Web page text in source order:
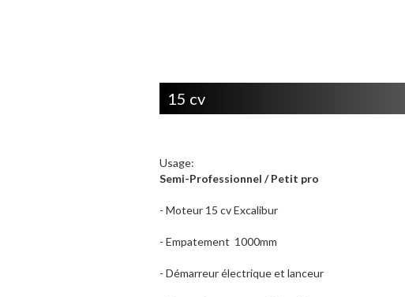
15 cv
Usage:
Semi-Professionnel / Petit pro
- Moteur 15 cv Excalibur
- Empatement 1000mm
- Démarreur électrique et lanceur